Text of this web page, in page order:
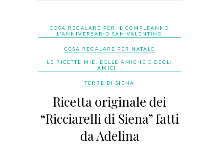
COSA REGALARE PER IL COMPLEANNO
L'ANNIVERSARIO SAN VALENTINO
COSA REGALARE PER NATALE
LE RICETTE MIE, DELLE AMICHE E DEGLI
AMICI...
TERRE DI SIENA
Ricetta originale dei
“Ricciarelli di Siena” fatti
da Adelina